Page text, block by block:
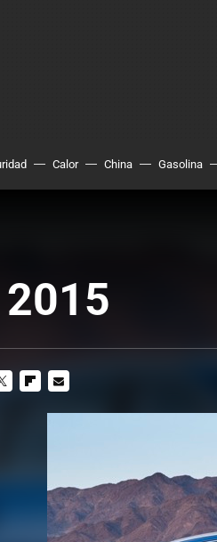
Calor China Gasolina